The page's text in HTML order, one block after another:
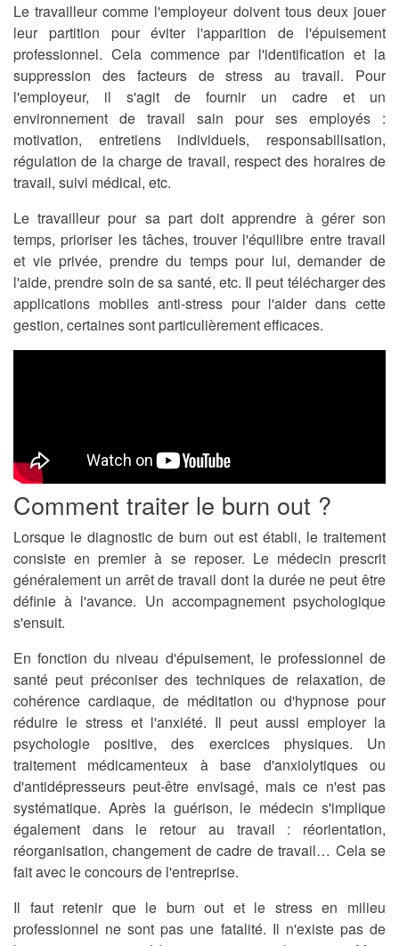
Le travailleur comme l'employeur doivent tous deux jouer
leur partition pour éviter l'apparition de l'épuisement
professionnel. Cela commence par l'identification et la
suppression des facteurs de stress au travail. Pour
l'employeur, il s'agit de fournir un cadre et un
environnement de travail sain pour ses employés :
motivation, entretiens individuels, responsabilisation,
régulation de la charge de travail, respect des horaires de
travail, suivi médical, etc.
Le travailleur pour sa part doitapprendre à gérer son
temps, prioriser les tâches, trouver l'équilibre entre travail
et vie privée, prendre du temps pour lui, demander de
l'aide, prendre soin de sa santé, etc. Il peut télécharger des
applications mobiles anti-stress pour l'aider dans cette
gestion, certaines sont particulièrement efficaces.
Comment traiter le burn out ?
Lorsque le diagnostic de burn out est établi, le traitement
consiste en premier à se reposer. Le médecin prescrit
généralement un arrêt de travail dont la durée ne peut être
définie à l'avance. Un accompagnement psychologique
s'ensuit.
En fonction du niveau d'épuisement, le professionnel de
santé peut préconiserdes techniques de relaxation, de
cohérence cardiaque, de méditation ou d'hypnose pour
réduire le stress et l'anxiété. Il peut aussi employer la
psychologie positive, des exercices physiques. Un
traitement médicamenteux à base d'anxiolytiques ou
d'antidépresseurs peut-être envisagé, mais ce n'est pas
systématique. Après la guérison, le médecin s'implique
également dans le retour au travail : réorientation,
réorganisation, changement de cadre de travail… Cela se
fait avec le concours de l'entreprise.
Il faut retenir que le burn out et le stress en milieu
professionnel ne sont pas une fatalité. Il n'existe pas de